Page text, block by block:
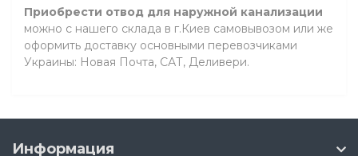
Приобрести отвод для наружной канализации
можно с нашего склада в г.Киев самовывозом или же
оформить доставку основными перевозчиками
Украины: Новая Почта, САТ, Деливери.
Информация